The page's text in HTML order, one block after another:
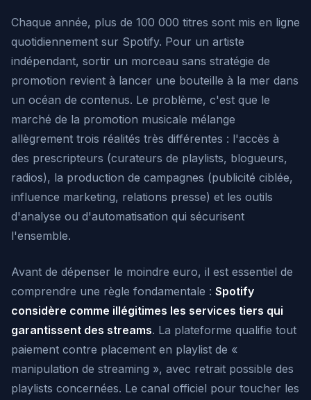
Chaque année, plus de 100 000 titres sont mis en ligne
quotidiennement sur Spotify. Pour un artiste
indépendant, sortir un morceau sans stratégie de
promotion revient à lancer une bouteille à la mer dans
un océan de contenus. Le problème, c'est que le
marché de la promotion musicale mélange
allègrement trois réalités très différentes : l'accès à
des prescripteurs (curateurs de playlists, blogueurs,
radios), la production de campagnes (publicité ciblée,
influence marketing, relations presse) et les outils
d'analyse ou d'automatisation qui sécurisent
l'ensemble.
Avant de dépenser le moindre euro, il est essentiel de
comprendre une règle fondamentale : Spotify
considère comme illégitimes les services tiers qui
garantissent des streams. La plateforme qualifie tout
paiement contre placement en playlist de «
manipulation de streaming », avec retrait possible des
playlists concernées. Le canal officiel pour toucher les